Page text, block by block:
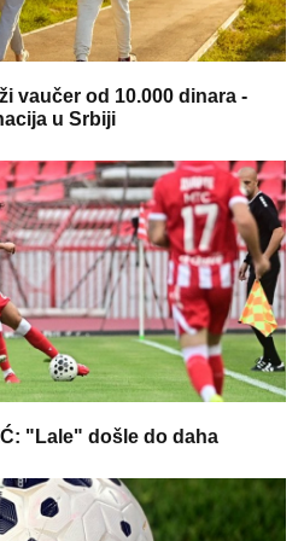
vaučer od 10.000 dinara -
u Srbiji
"Lale" došle do daha